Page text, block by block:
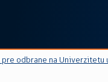
odbrane na Univerzitetu